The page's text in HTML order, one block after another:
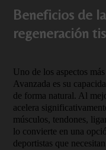
Beneficios de
regeneración
Uno de los aspectos
Avanzada es su
de forma natural. Al
acelera
músculos, tendones,
lo convierte en una
deportistas que